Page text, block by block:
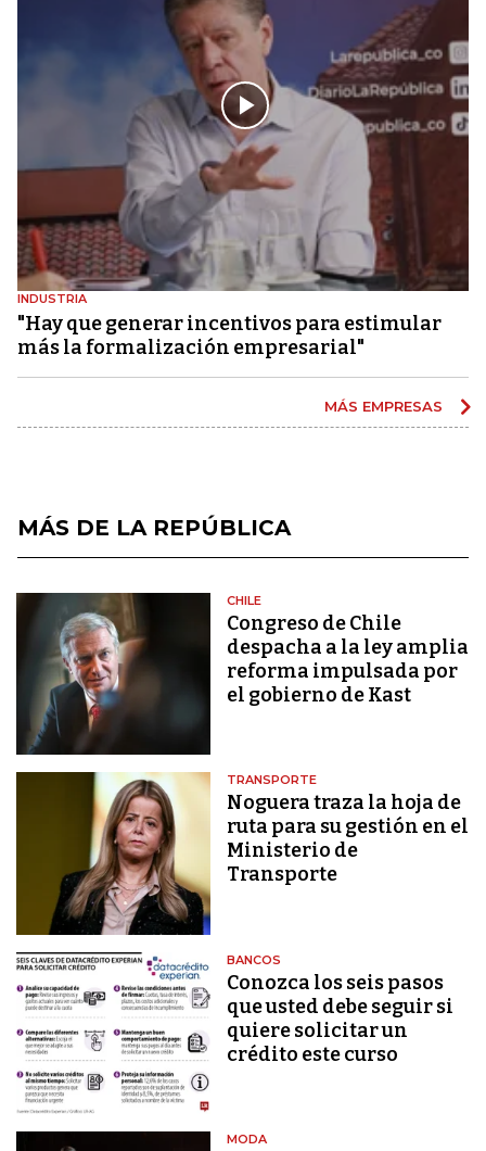
INDUSTRIA
"Hay que generar incentivos para estimular
más la formalización empresarial"
MÁS EMPRESAS
MÁS DE LA REPÚBLICA
CHILE
Congreso de Chile
despacha a la ley amplia
reforma impulsada por
el gobierno de Kast
TRANSPORTE
Noguera traza la hoja de
ruta para su gestión en el
Ministerio de
Transporte
BANCOS
Conozca los seis pasos
que usted debe seguir si
quiere solicitar un
crédito este curso
MODA